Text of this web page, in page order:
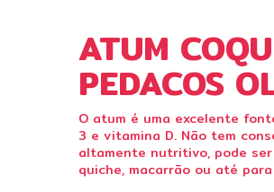
ATUM
PEDACOS
O atum é uma excelente
3 e vitamina D. Não tem
altamente nutritivo, pode
quiche, macarrão ou até